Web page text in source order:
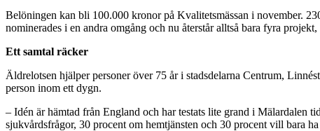
Belöningen kan bli 100.000 kronor på Kvalitetsmässan i november.
nominerades i en andra omgång och nu återstår alltså bara fyra
Ett samtal räcker
Äldrelotsen hjälper personer över 75 år i stadsdelarna Centrum,
person inom ett dygn.
– Idén är hämtad från England och har testats lite grand i Mälardalen
sjukvårdsfrågor, 30 procent om hemtjänsten och 30 procent vill bara